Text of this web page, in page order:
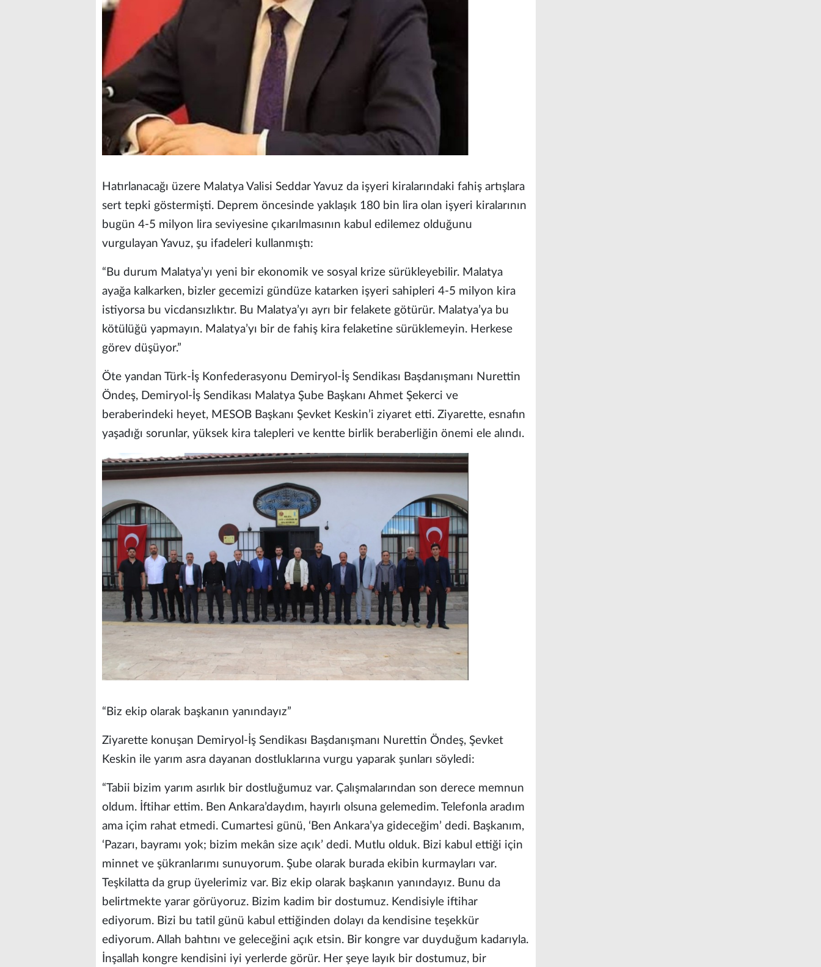
Hatırlanacağı üzere Malatya Valisi Seddar Yavuz da işyeri kiralarındaki fahiş artışlara
sert tepki göstermişti. Deprem öncesinde yaklaşık 180 bin lira olan işyeri kiralarının
bugün 4-5 milyon lira seviyesine çıkarılmasının kabul edilemez olduğunu
vurgulayan Yavuz, şu ifadeleri kullanmıştı:
“Bu durum Malatya’yı yeni bir ekonomik ve sosyal krize sürükleyebilir. Malatya
ayağa kalkarken, bizler gecemizi gündüze katarken işyeri sahipleri 4-5 milyon kira
istiyorsa bu vicdansızlıktır. Bu Malatya’yı ayrı bir felakete götürür. Malatya’ya bu
kötülüğü yapmayın. Malatya’yı bir de fahiş kira felaketine sürüklemeyin. Herkese
görev düşüyor.”
Öte yandan Türk-İş Konfederasyonu Demiryol-İş Sendikası Başdanışmanı Nurettin
Öndeş, Demiryol-İş Sendikası Malatya Şube Başkanı Ahmet Şekerci ve
beraberindeki heyet, MESOB Başkanı Şevket Keskin’i ziyaret etti. Ziyarette, esnafın
yaşadığı sorunlar, yüksek kira talepleri ve kentte birlik beraberliğin önemi ele alındı.
“Biz ekip olarak başkanın yanındayız”
Ziyarette konuşan Demiryol-İş Sendikası Başdanışmanı Nurettin Öndeş, Şevket
Keskin ile yarım asra dayanan dostluklarına vurgu yaparak şunları söyledi:
“Tabii bizim yarım asırlık bir dostluğumuz var. Çalışmalarından son derece memnun
oldum. İftihar ettim. Ben Ankara’daydım, hayırlı olsuna gelemedim. Telefonla aradım
ama içim rahat etmedi. Cumartesi günü, ‘Ben Ankara’ya gideceğim’ dedi. Başkanım,
‘Pazarı, bayramı yok; bizim mekân size açık’ dedi. Mutlu olduk. Bizi kabul ettiği için
minnet ve şükranlarımı sunuyorum. Şube olarak burada ekibin kurmayları var.
Teşkilatta da grup üyelerimiz var. Biz ekip olarak başkanın yanındayız. Bunu da
belirtmekte yarar görüyoruz. Bizim kadim bir dostumuz. Kendisiyle iftihar
ediyorum. Bizi bu tatil günü kabul ettiğinden dolayı da kendisine teşekkür
ediyorum. Allah bahtını ve geleceğini açık etsin. Bir kongre var duyduğum kadarıyla.
İnşallah kongre kendisini iyi yerlerde görür. Her şeye layık bir dostumuz, bir